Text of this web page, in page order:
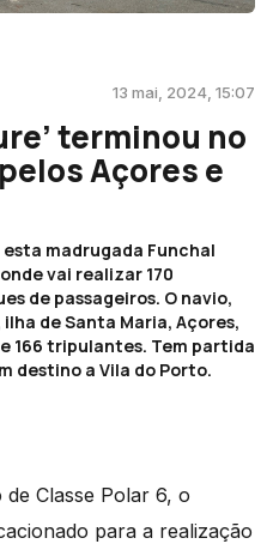
13 mai, 2024, 15:07
terminou no
Açores e
esta madrugada Funchal
vai realizar 170
de passageiros. O navio,
de Santa Maria, Açores,
166 tripulantes. Tem partida
destino a Vila do Porto.
Classe Polar 6, o
para a realização